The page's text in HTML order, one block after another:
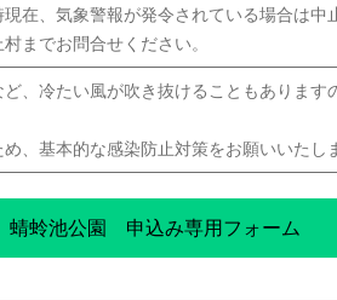
在、気象警報が発令されている場合は中
までお問合せください。
、冷たい風が吹き抜けることもあります
、基本的な感染防止対策をお願いいたし
蛉池公園 申込み専用フォーム